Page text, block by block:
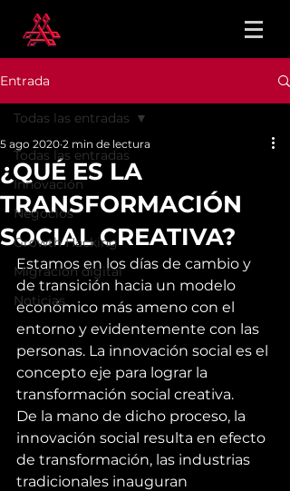
Entrada
Todas las entradas
Innovación
Negocios
Growth Hacking
Migración digital
Noticias
Todas las entradas
¿QUÉ ES LA
TRANSFORMACIÓN
SOCIAL CREATIVA?
5 ago 2020 2 min de lectura
Estamos en los días de cambio y
de transición hacia un modelo
económico más ameno con el
entorno y evidentemente con las
personas. La innovación social es el
concepto eje para lograr la
transformación social creativa.
De la mano de dicho proceso, la
innovación social resulta en efecto
de transformación, las industrias
tradicionales inauguran